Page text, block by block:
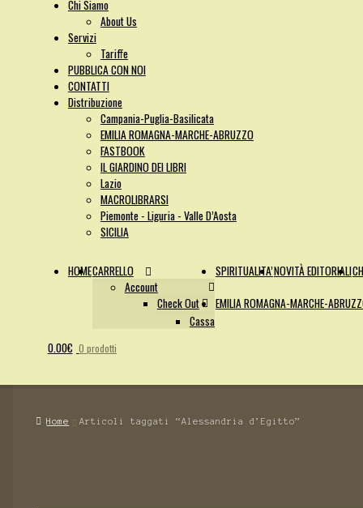
Chi Siamo
About Us
Servizi
Tariffe
PUBBLICA CON NOI
CONTATTI
Distribuzione
Campania-Puglia-Basilicata
EMILIA ROMAGNA-MARCHE-ABRUZZO
FASTBOOK
IL GIARDINO DEI LIBRI
Lazio
MACROLIBRARSI
Piemonte - Liguria - Valle D’Aosta
SICILIA
HOMECARRELLO
Account
Check Out
Cassa
SPIRITUALITA’NOVITÀ EDITORIALI
EMILIA ROMAGNA-MARCHE-
0.00€ 0 prodotti
Home Articoli taggati “Alessandria d’Egitto”